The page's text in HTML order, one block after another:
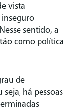
vista
inseguro
sentido, a
como política
de
há pessoas